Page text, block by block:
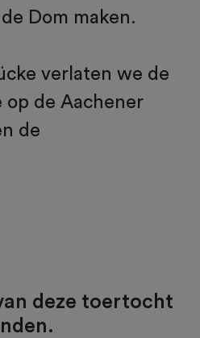
Dom maken.
verlaten we de
op de Aachener
de
deze toertocht